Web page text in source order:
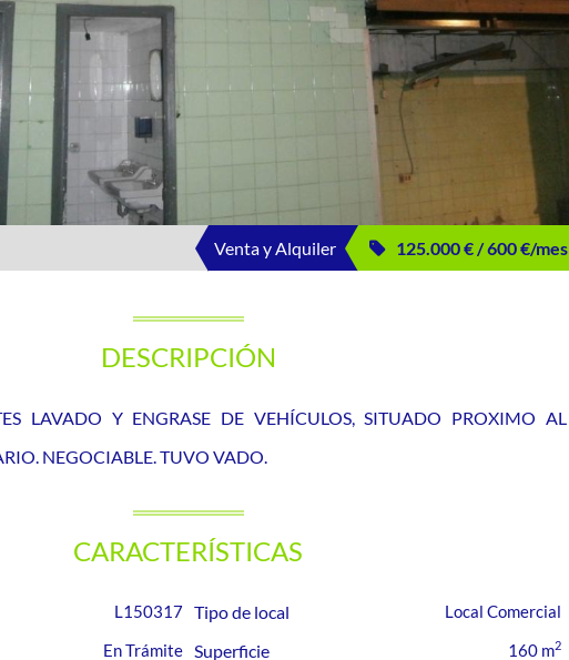
Venta y Alquiler 125.000 € / 600 €/mes
DESCRIPCIÓN
LAVADO Y ENGRASE DE VEHÍCULOS, SITUADO PROXIMO AL
NEGOCIABLE. TUVO VADO.
CARACTERÍSTICAS
L150317 Tipo de local Local Comercial
En Trámite Superficie 160 m2